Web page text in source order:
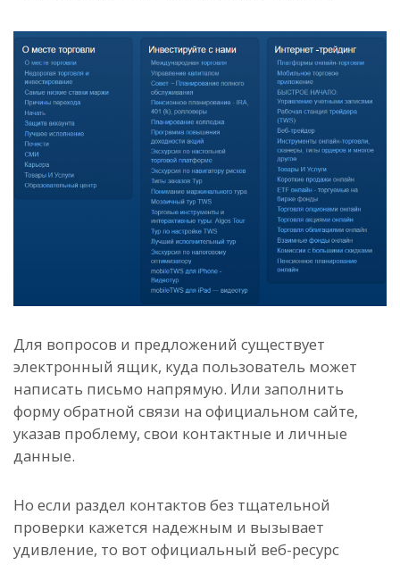
Для вопросов и предложений существует
электронный ящик, куда пользователь может
написать письмо напрямую. Или заполнить
форму обратной связи на официальном сайте,
указав проблему, свои контактные и личные
данные.
Но если раздел контактов без тщательной
проверки кажется надежным и вызывает
удивление, то вот официальный веб-ресурс